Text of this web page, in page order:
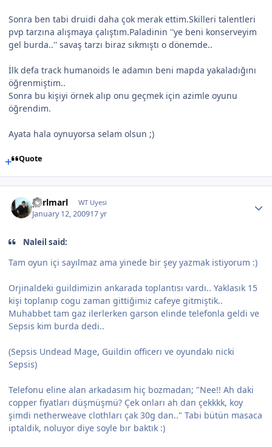
Sonra ben tabi druidi daha çok merak ettim.Skilleri talentleri
pvp tarzına alışmaya çalıştım.Paladinin ''ye beni konserveyim
gel burda..'' savaş tarzı biraz sıkmıştı o dönemde..
İlk defa track humanoids le adamın beni mapda yakaladığını
öğrenmiştim..
Sonra bu kişiyi örnek alıp onu geçmek için azimle oyunu
öğrendim.
Ayata hala oynuyorsa selam olsun ;)
Quote
parlmarl WT Uyesi
January 12, 200917 yr
Naleil said:
Tam oyun içi sayılmaz ama yinede bir şey yazmak istiyorum :)
Orjinaldeki guildimizin ankarada toplantısı vardı.. Yaklasık 15
kişi toplanıp cogu zaman gittiğimiz cafeye gitmiştik..
Muhabbet tam gaz ilerlerken garson elinde telefonla geldi ve
Sepsis kim burda dedi..
(Sepsis Undead Mage, Guildin officerı ve oyundakı nicki
Sepsis)
Telefonu eline alan arkadasım hiç bozmadan; "Nee!! Ah daki
copper fiyatları düşmüşmü? Çek onları ah dan çekkkk, koy
şimdi netherweave clothları çak 30g dan.." Tabi bütün masaca
iptaldik, noluyor diye soyle bır baktık :)